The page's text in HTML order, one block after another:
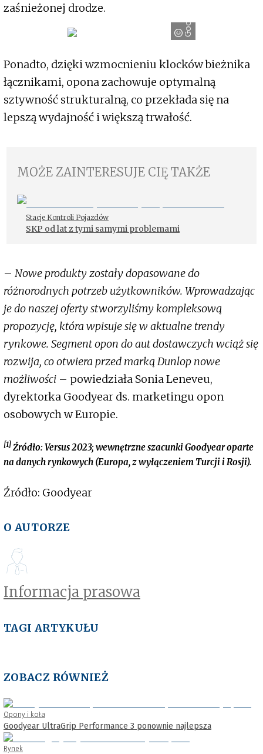
zaśnieżonej drodze. Goodyear
Ponadto, dzięki wzmocnieniu klocków bieżnika
łącznikami, opona zachowuje optymalną
sztywność strukturalną, co przekłada się na
lepszą wydajność i większą trwałość.
MOŻE ZAINTERESUJE CIĘ TAKŻE
Stacje Kontroli Pojazdów
SKP od lat z tymi samymi problemami
– Nowe produkty zostały dopasowane do
różnorodnych potrzeb użytkowników. Wprowadzając
je do naszej oferty stworzyliśmy kompleksową
propozycję, która wpisuje się w aktualne trendy
rynkowe. Segment opon do aut dostawczych wciąż się
rozwija, co otwiera przed marką Dunlop nowe
możliwości – powiedziała Sonia Leneveu,
dyrektorka Goodyear ds. marketingu opon
osobowych w Europie.
[1] Źródło: Versus 2023; wewnętrzne szacunki Goodyear oparte
na danych rynkowych (Europa, z wyłączeniem Turcji i Rosji).
Źródło: Goodyear
O AUTORZE
Informacja prasowa
TAGI ARTYKUŁU
ZOBACZ RÓWNIEŻ
Opony i koła
Goodyear UltraGrip Performance 3 ponownie najlepsza
Rynek